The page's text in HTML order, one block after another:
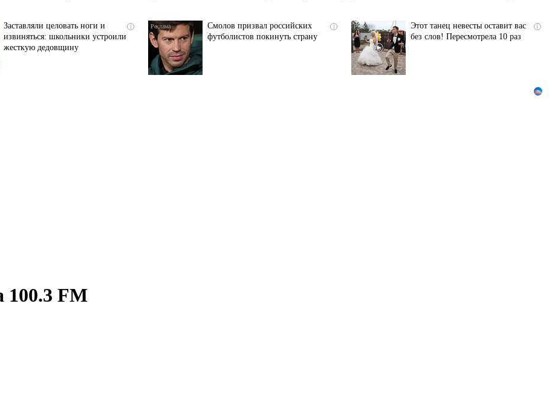
i
Заставляли целовать ноги и
извиняться: школьники устроили
жесткую дедовщину
i
Смолов призвал российских
футболистов покинуть страну
i
Этот танец невесты оставит вас
без слов! Пересмотрела 10 раз
100.3 FM